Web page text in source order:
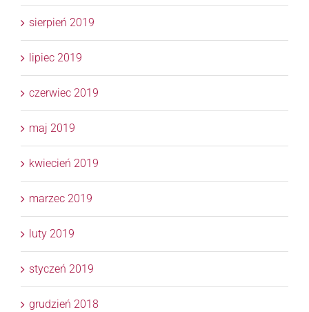
sierpień 2019
lipiec 2019
czerwiec 2019
maj 2019
kwiecień 2019
marzec 2019
luty 2019
styczeń 2019
grudzień 2018